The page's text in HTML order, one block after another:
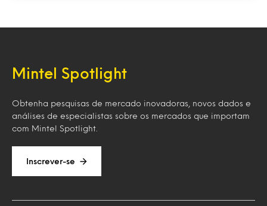
Mintel Spotlight
Obtenha pesquisas de mercado inovadoras, novos dados e
análises de especialistas sobre os mercados que importam
com Mintel Spotlight.
Inscrever-se